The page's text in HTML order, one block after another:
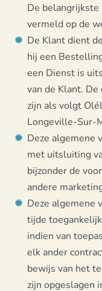
De belangrijkste
vermeld op de
De Klant dient
hij een
een Dienst is
van de Klant.
zijn als volgt
Longeville-Sur-
Deze algemene
met uitsluiting
bijzonder de
andere
Deze algemene
tijde
indien van
elk ander
bewijs van het
zijn opgeslagen